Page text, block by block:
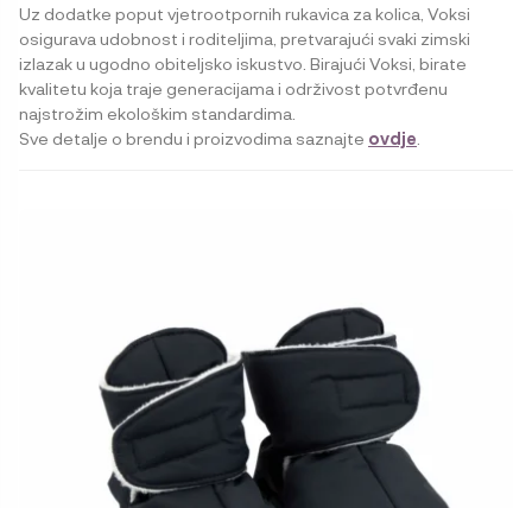
Uz dodatke poput vjetrootpornih rukavica za kolica, Voksi
osigurava udobnost i roditeljima, pretvarajući svaki zimski
izlazak u ugodno obiteljsko iskustvo. Birajući Voksi, birate
kvalitetu koja traje generacijama i održivost potvrđenu
najstrožim ekološkim standardima.
Sve detalje o brendu i proizvodima saznajte ovdje